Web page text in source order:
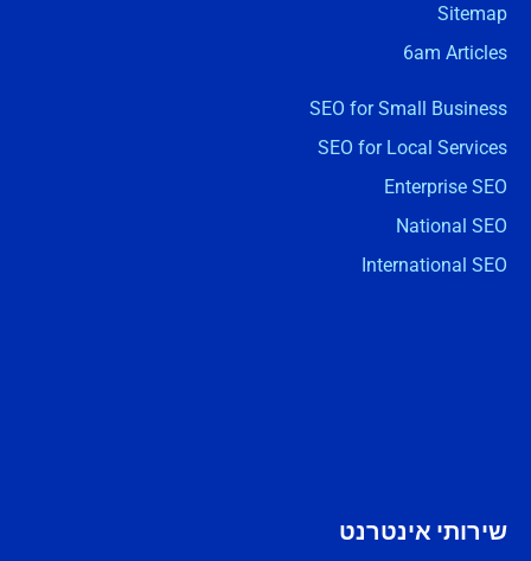
Sitemap
6am Articles
SEO for Small Business
SEO for Local Services
Enterprise SEO
National SEO
International SEO
שירותי אינטרנט